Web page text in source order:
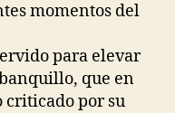
momentos del
para elevar
que en
criticado por su